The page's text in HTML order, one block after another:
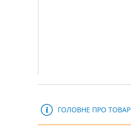
ГОЛОВНЕ ПРО ТОВАР